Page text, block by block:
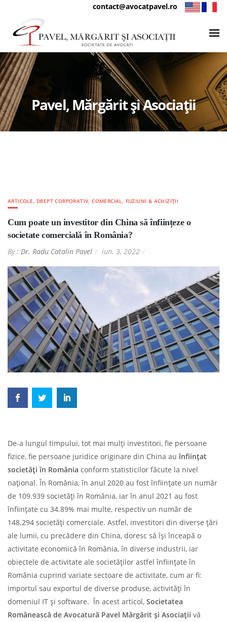
contact@avocatpavel.ro
Pavel, Mărgărit și Asociații
ARTICOLE, DREPT CORPORATIV, COMERCIAL, FUZIUNI & ACHIZIȚII
Cum poate un investitor din China să înființeze o
societate comercială în România?
By : Dr. Radu Catalin Pavel iun. 3, 2022
De-a lungul timpului, tot mai mulți investitori, fie persoane
fizice, fie persoane juridice originare din China auînființat
societăți în România conform statisticilor făcute la nivel
național. În România, în anul 2020 au fost înființate un număr
de 109.939 societăți în România, iar în anul 2021 au fost
înființate cu 34.89% mai multe, respectiv un număr de
148.294 societăți comerciale. Astfel, investitori din diverse țări
ale lumii, cu precădere din China, doresc să își înceapă o
activitate economică în România, în diverse industrii, iar
obiectele de activitate ale societăților astfel înființate în
România cuprind variate sectoare de activitate, cum ar fi:
importul sau exportul de diverse produse, activități în
domeniul IT și software. În acest articol, Societatea
Românească de Avocatură Pavel Mărgărit și Asociații vă